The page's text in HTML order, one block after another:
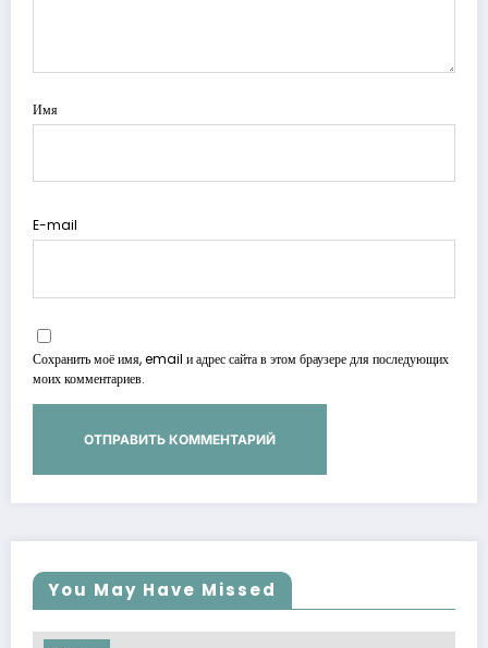
Имя
E-mail
Сохранить моё имя, email и адрес сайта в этом браузере для последующих
моих комментариев.
You May Have Missed